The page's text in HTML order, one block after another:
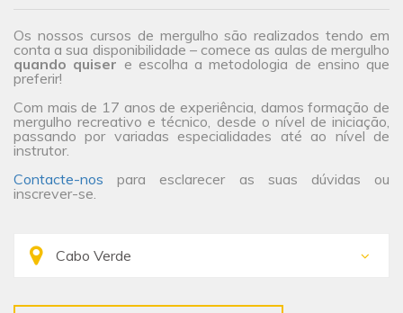
Os nossos cursos de mergulho são realizados tendo em
conta a sua disponibilidade – comece as aulas de mergulho
quando quiser e escolha a metodologia de ensino que
preferir!
Com mais de 17 anos de experiência, damos formação de
mergulho recreativo e técnico, desde o nível de iniciação,
passando por variadas especialidades até ao nível de
instrutor.
Contacte-nos para esclarecer as suas dúvidas ou
inscrever-se.